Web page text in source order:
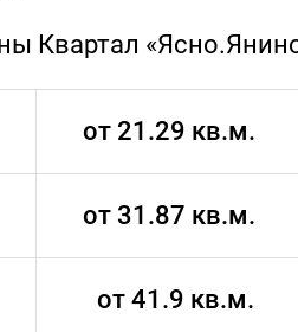
Квартал
от 21.29 кв.м.
от 31.87 кв.м.
от 41.9 кв.м.